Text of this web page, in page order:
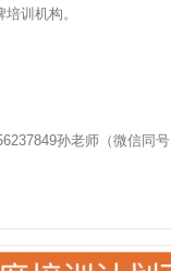
训机构。
孙老师（微信同号